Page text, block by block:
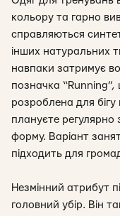
кольору та гарно
справляються
інших натуральних
навпаки затримує
позначка
розроблена для
плануєте регулярно
форму. Варіант
підходить для
Незмінний атрибут
головний убір. Він